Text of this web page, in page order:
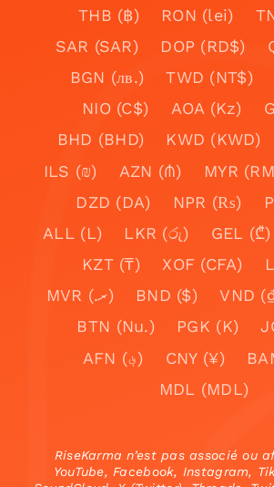
THB (฿)
RON (lei)
SAR (SAR)
DOP (RD$)
BGN (лв.)
TWD (NT$)
NIO (C$)
AOA (Kz)
BHD (BHD)
KWD (KWD)
ILS (₪)
AZN (₼) MYR
DZD (DA)
NPR (₨)
ALL (L)
LKR (රු) GEL (₾)
KZT (₸)
XOF (CFA)
MVR (.ރ)
BND ($) VND
BTN (Nu.)
PGK (K)
AFN (؋)
CNY (¥)
MDL (MDL)
RiseKarma n’est pas associé ou
YouTube, Facebook, Instagram,